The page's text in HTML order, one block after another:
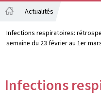
Actualités
Infections respiratoires:
semaine du 23 février au 1er
Infections